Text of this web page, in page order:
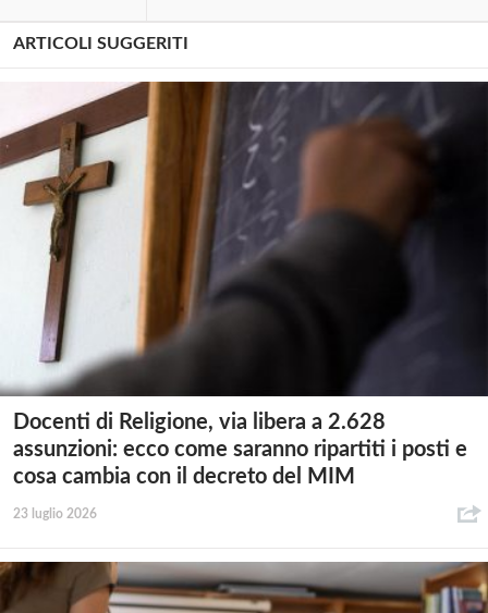
ARTICOLI SUGGERITI
Docenti di Religione, via libera a 2.628
assunzioni: ecco come saranno ripartiti i posti e
cosa cambia con il decreto del MIM
23 luglio 2026